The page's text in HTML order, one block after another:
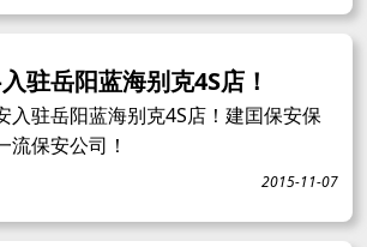
岳阳蓝海别克4S店！
入驻岳阳蓝海别克4S店！建囯保安保
流保安公司！
2015-11-07